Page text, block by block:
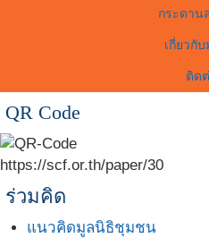
กระดาน
เกี่ยวกั
ติด
QR Code
https://scf.or.th/paper/30
ร่วมคิด
แนวคิดมูลนิธิชุมชน